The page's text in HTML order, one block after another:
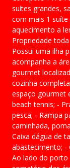
suítes grandes,
com mais 1 suíte
aquecimento a
Propriedade
Possui uma ilha
acompanha a
gourmet
cozinha
espaço gourmet
beach tennis; -
pesca; - Rampa
caminhada,
Caixa dágua de
abastecimento; -
Ao lado do porto